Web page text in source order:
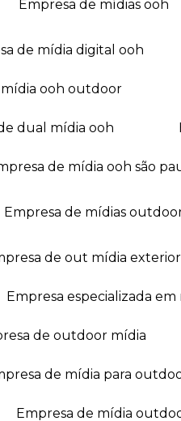
empresa de mídias ooh
de mídia digital ooh
mídia ooh outdoor
dual mídia ooh
de mídia ooh são
empresa de mídias
de out mídia exterior
empresa especializada
de outdoor mídia
de mídia para
empresa de mídia